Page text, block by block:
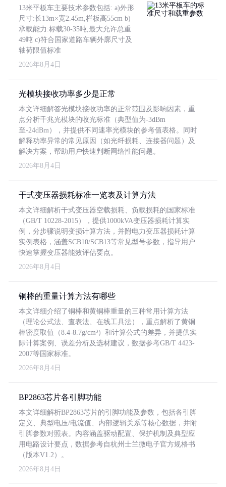
13米平板车主要技术参数包括: a)外形
尺寸:长13m×宽2.45m,栏板高55cm b)
承载能力:标载30-35吨,最大允许总重
49吨 c)符合国家道路车辆外廓尺寸及
轴荷限值标准
2026年8月4日
光模块接收功率多少是正常
本文详细解答光模块接收功率的正常范围及影响因素，重
点分析千兆光模块的收光标准（典型值为-3dBm
至-24dBm），并提供不同速率光模块的参考值表格。同时
解释功率异常的常见原因（如光纤损耗、连接器问题）及
解决方案，帮助用户快速判断网络性能问题。
2026年8月4日
干式变压器损耗标准一览表及计算方法
本文详细解析干式变压器空载损耗、负载损耗的国家标准
（GB/T 10228-2015），提供1000kVA变压器损耗计算实
例，分步骤说明变损计算方法，并附电力变压器损耗计算
实例表格，涵盖SCB10/SCB13等常见型号参数，指导用户
快速掌握变压器能效评估要点。
2026年8月4日
铜棒的重量计算方法有哪些
本文详细介绍了铜棒和黄铜棒重量的三种常用计算方法
（理论公式法、查表法、在线工具法），重点解析了黄铜
棒密度取值（8.4-8.7g/cm³）和计算公式的差异，并提供实
际计算案例、误差分析及选材建议，数据参考GB/T 4423-
2007等国家标准。
2026年8月4日
BP2863芯片各引脚功能
本文详细解析BP2863芯片的引脚功能及参数，包括各引脚
定义、典型电压/电流值、内部逻辑关系等核心数据，并附
引脚参数对照表。内容涵盖驱动配置、保护机制及典型应
用电路设计要点，数据参考自杭州士兰微电子官方规格书
（版本V1.2）。
2026年8月4日